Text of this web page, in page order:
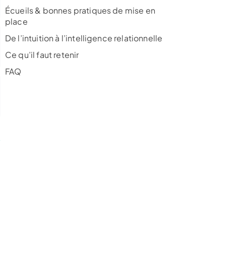
Écueils & bonnes pratiques de mise en
place
De l’intuition à l’intelligence relationnelle
Ce qu’il faut retenir
FAQ